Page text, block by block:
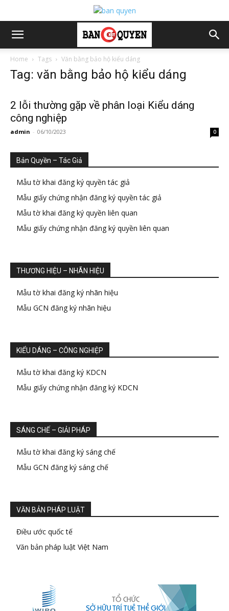
Home Tags Văn bằng bảo hộ kiểu dáng
Tag: văn bằng bảo hộ kiểu dáng
2 lỗi thường gặp về phân loại Kiểu dáng
công nghiệp
admin - 06/10/2023 0
Bản Quyền – Tác Giả
Mẫu tờ khai đăng ký quyền tác giả
Mẫu giấy chứng nhận đăng ký quyền tác giả
Mẫu tờ khai đăng ký quyền liên quan
Mẫu giấy chứng nhận đăng ký quyền liên quan
THƯƠNG HIỆU – NHÃN HIỆU
Mẫu tờ khai đăng ký nhãn hiệu
Mẫu GCN đăng ký nhãn hiệu
KIỂU DÁNG – CÔNG NGHIỆP
Mẫu tờ khai đăng ký KDCN
Mẫu giấy chứng nhận đăng ký KDCN
SÁNG CHẾ – GIẢI PHÁP
Mẫu tờ khai đăng ký sáng chế
Mẫu GCN đăng ký sáng chế
VĂN BẢN PHÁP LUẬT
Điều ước quốc tế
Văn bản pháp luật Việt Nam